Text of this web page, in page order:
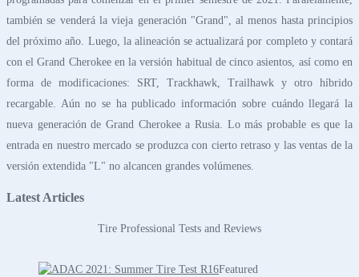
también se venderá la vieja generación "Grand", al menos hasta principios
del próximo año. Luego, la alineación se actualizará por completo y contará
con el Grand Cherokee en la versión habitual de cinco asientos, así como en
forma de modificaciones: SRT, Trackhawk, Trailhawk y otro híbrido
recargable. Aún no se ha publicado información sobre cuándo llegará la
nueva generación de Grand Cherokee a Rusia. Lo más probable es que la
entrada en nuestro mercado se produzca con cierto retraso y las ventas de la
versión extendida "L" no alcancen grandes volúmenes.
Latest Articles
Tire Professional Tests and Reviews
Featured